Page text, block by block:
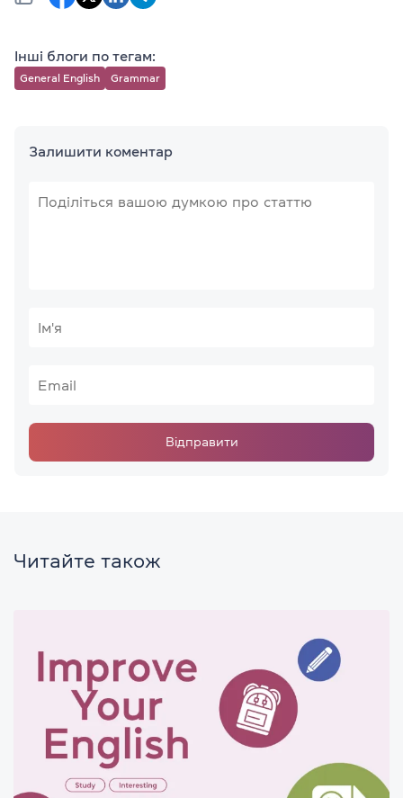
Інші блоги по тегам:
General English Grammar
Залишити коментар
Відправити
Читайте також